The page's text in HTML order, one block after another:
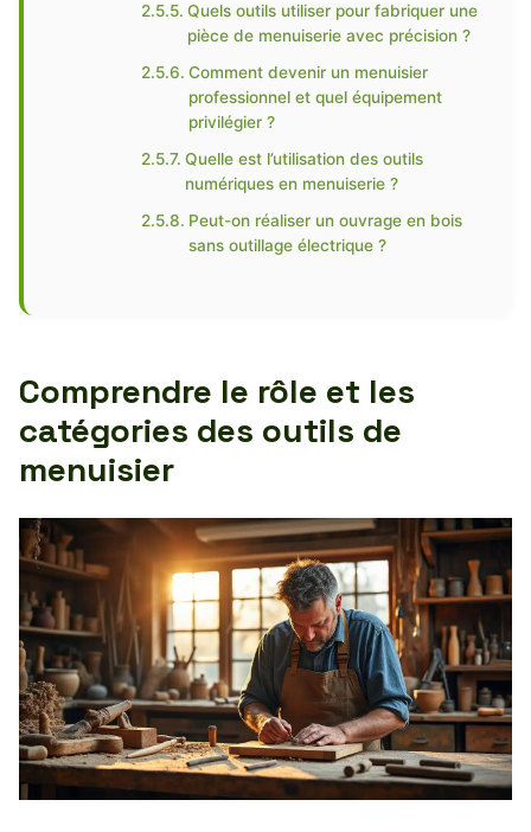
Quels outils utiliser pour fabriquer une
pièce de menuiserie avec précision ?
Comment devenir un menuisier
professionnel et quel équipement
privilégier ?
Quelle est l’utilisation des outils
numériques en menuiserie ?
Peut-on réaliser un ouvrage en bois
sans outillage électrique ?
Comprendre le rôle et les
catégories des outils de
menuisier